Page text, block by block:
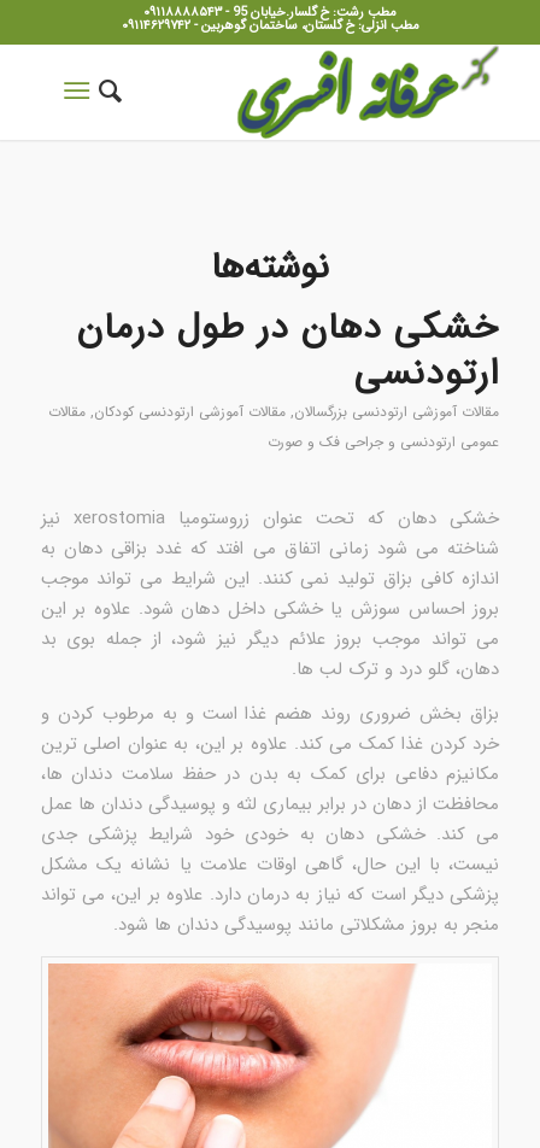
مطب رشت: خ گلسار.خیابان 95 - ۰۹۱۱۸۸۸۸۵۴۳
مطب انزلی: خ گلستان، ساختمان گوهربین - ۰۹۱۱۴۶۲۹۷۴۲
نوشته‌ها
خشکی دهان در طول درمان
ارتودنسی
مقالات آموزشی ارتودنسی بزرگسالان, مقالات آموزشی ارتودنسی کودکان, مقالات
عمومی ارتودنسی و جراحی فک و صورت
خشکی دهان که تحت عنوان زروستومیا xerostomia نیز
شناخته می شود زمانی اتفاق می افتد که غدد بزاقی دهان به
اندازه کافی بزاق تولید نمی کنند. این شرایط می تواند موجب
بروز احساس سوزش یا خشکی داخل دهان شود. علاوه بر این
می تواند موجب بروز علائم دیگر نیز شود، از جمله بوی بد
دهان، گلو درد و ترک لب ها.
بزاق بخش ضروری روند هضم غذا است و به مرطوب کردن و
خرد کردن غذا کمک می کند. علاوه بر این، به عنوان اصلی ترین
مکانیزم دفاعی برای کمک به بدن در حفظ سلامت دندان ها،
محافظت از دهان در برابر بیماری لثه و پوسیدگی دندان ها عمل
می کند. خشکی دهان به خودی خود شرایط پزشکی جدی
نیست، با این حال، گاهی اوقات علامت یا نشانه یک مشکل
پزشکی دیگر است که نیاز به درمان دارد. علاوه بر این، می تواند
منجر به بروز مشکلاتی مانند پوسیدگی دندان ها شود.